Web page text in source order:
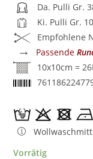
Da. Pulli Gr.
Ki. Pulli Gr.
Empfohlene
→ Passende
10x10cm =
Vorrätig